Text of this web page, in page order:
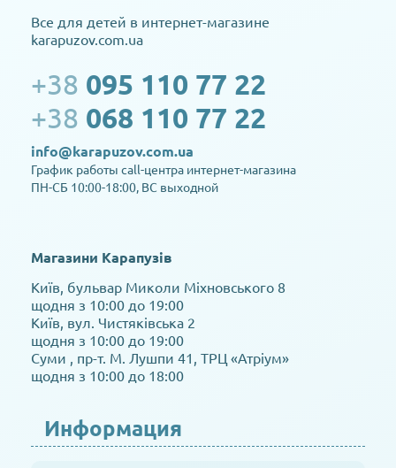
Все для детей в интернет-магазине
karapuzov.com.ua
+38 095 110 77 22
+38 068 110 77 22
info@karapuzov.com.ua
График работы call-центра интернет-магазина
ПН-СБ 10:00-18:00, ВС выходной
Магазини Карапузів
Київ, бульвар Миколи Міхновського 8
щодня з 10:00 до 19:00
Київ, вул. Чистяківська 2
щодня з 10:00 до 19:00
Суми , пр-т. М. Лушпи 41, ТРЦ «Атріум»
щодня з 10:00 до 18:00
Информация